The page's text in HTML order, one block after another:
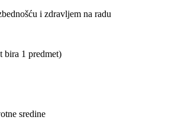
i zdravljem na radu
bira 1 predmet)
sredine